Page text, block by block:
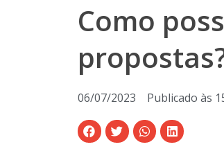
Como
06/07/2023 Publicado às